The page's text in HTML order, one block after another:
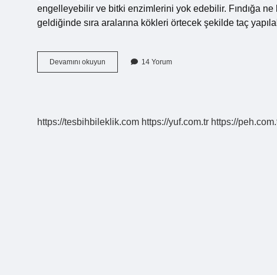
engelleyebilir ve bitki enzimlerini yok edebilir. Fındığa ne
geldiğinde sıra aralarına kökleri örtecek şekilde taç
Devamını okuyun
Fazla
14 Yorum
https://tesbihbileklik.com https://yuf.com.tr https://